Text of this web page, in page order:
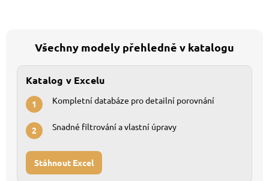
Všechny modely přehledně v katalogu
Katalog v Excelu
1 Kompletní databáze pro detailní porovnání
2 Snadné filtrování a vlastní úpravy
Stáhnout Excel